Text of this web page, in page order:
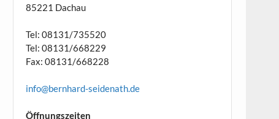
85221 Dachau
Tel: 08131/735520
Tel: 08131/668229
Fax: 08131/668228
info@bernhard-seidenath.de
Öffnungszeiten